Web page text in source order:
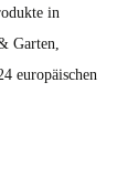
in
Garten,
europäischen